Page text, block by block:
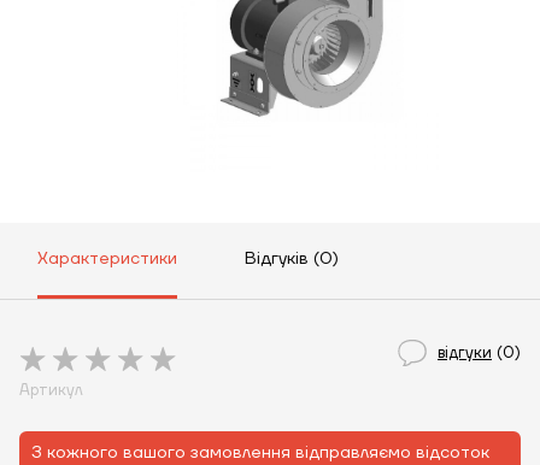
Характеристики Відгуків (0)
відгуки (0)
Артикул
З кожного вашого замовлення відправляємо відсоток